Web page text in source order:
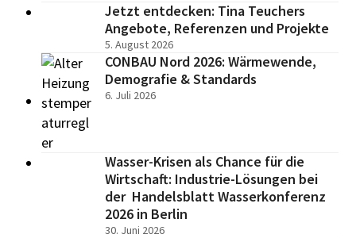
Jetzt entdecken: Tina Teuchers
Angebote, Referenzen und Projekte
5. August 2026
CONBAU Nord 2026: Wärmewende,
Demografie & Standards
6. Juli 2026
Wasser-Krisen als Chance für die
Wirtschaft: Industrie-Lösungen bei
der Handelsblatt Wasserkonferenz
2026 in Berlin
30. Juni 2026